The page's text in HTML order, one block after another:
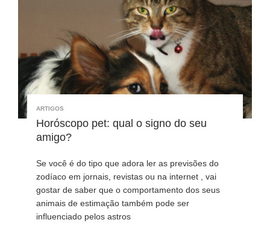
ARTIGOS
Horóscopo pet: qual o signo do seu
amigo?
Se você é do tipo que adora ler as previsões do
zodíaco em jornais, revistas ou na internet , vai
gostar de saber que o comportamento dos seus
animais de estimação também pode ser
influenciado pelos astros